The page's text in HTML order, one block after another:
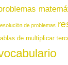
de problemas
de multiplicar